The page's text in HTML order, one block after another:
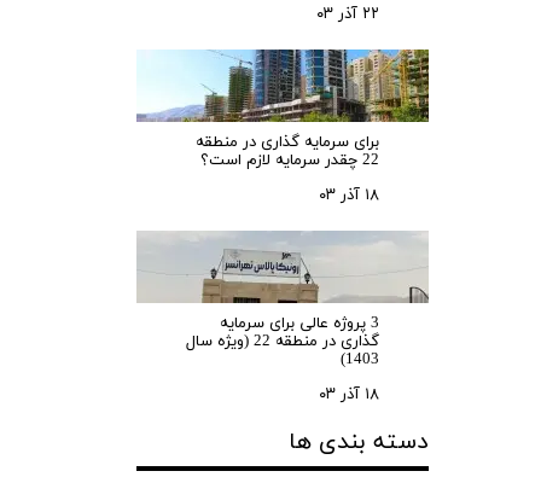
۲۲ آذر ۰۳
برای سرمایه‌ گذاری در منطقه
22 چقدر سرمایه لازم است؟
۱۸ آذر ۰۳
3 پروژه عالی برای سرمایه
گذاری در منطقه 22 (ویژه سال
1403)
۱۸ آذر ۰۳
دسته بندی ها